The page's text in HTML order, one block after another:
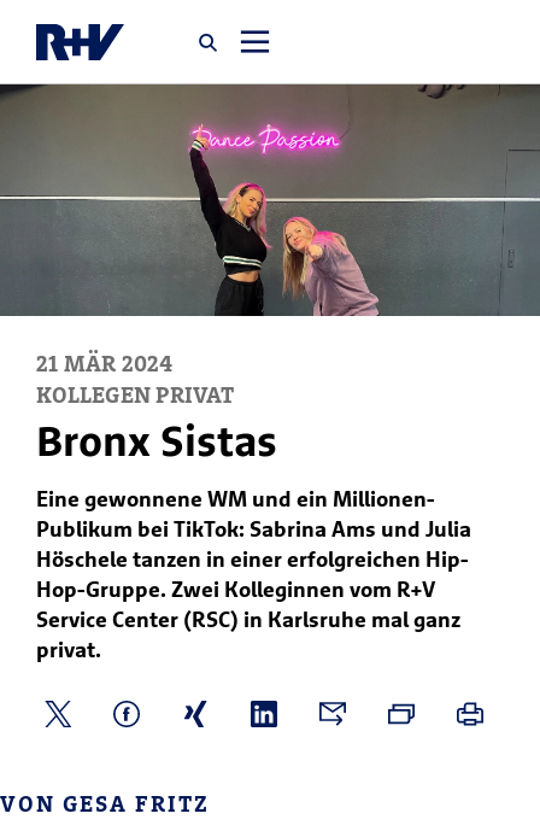
Startseite
Newsroom
Über uns
Karriere
Jobsuche
21 MÄR 2024
KOLLEGEN PRIVAT
Bronx Sistas
Eine gewonnene WM und ein Millionen-
Publikum bei TikTok: Sabrina Ams und Julia
Höschele tanzen in einer erfolgreichen Hip-
Hop-Gruppe. Zwei Kolleginnen vom R+V
Service Center (RSC) in Karlsruhe mal ganz
privat.
VON GESA FRITZ